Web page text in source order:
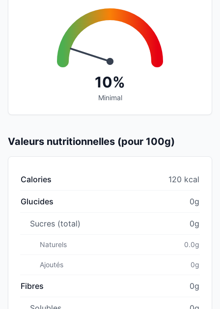
10%
Minimal
Valeurs nutritionnelles (pour 100g)
Calories 120 kcal
Glucides 0g
Sucres (total) 0g
Naturels 0.0g
Ajoutés 0g
Fibres 0g